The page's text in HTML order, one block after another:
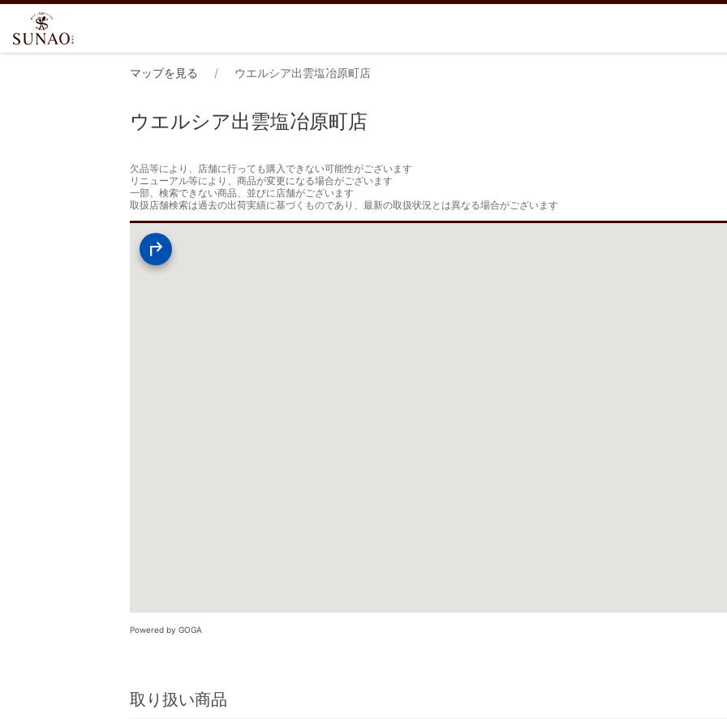
マップを見る ウエルシア出雲塩冶原町店
ウエルシア出雲塩冶原町店
欠品等により、店舗に行っても購入できない可能性がございます
リニューアル等により、商品が変更になる場合がございます
一部、検索できない商品、並びに店舗がございます
取扱店舗検索は過去の出荷実績に基づくものであり、最新の取扱状況とは異なる場合がございます
Powered by GOGA
取り扱い商品